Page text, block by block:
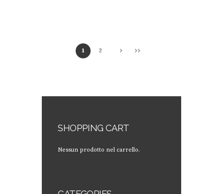
1 2
SHOPPING CART
Nessun prodotto nel carrello.